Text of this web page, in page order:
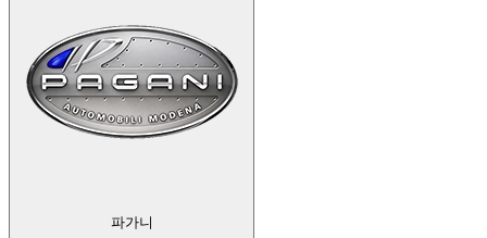
파가니